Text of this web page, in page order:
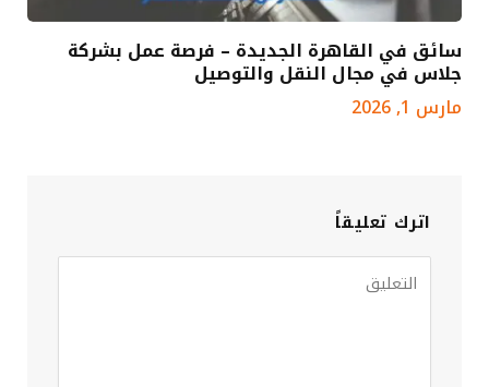
سائق في القاهرة الجديدة – فرصة عمل بشركة
جلاس في مجال النقل والتوصيل
مارس 1, 2026
اترك تعليقاً